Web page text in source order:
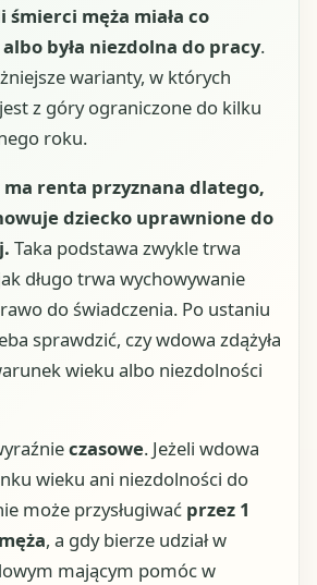
męża miała co
była niezdolna do pracy.
warianty, w których
z góry ograniczone do kilku
roku.
renta przyznana dlatego,
dziecko uprawnione do
Taka podstawa zwykle trwa
długo trwa wychowywanie
do świadczenia. Po ustaniu
sprawdzić, czy wdowa zdążyła
wieku albo niezdolności
czasowe. Jeżeli wdowa
wieku ani niezdolności do
może przysługiwać przez 1
, a gdy bierze udział w
mającym pomóc w